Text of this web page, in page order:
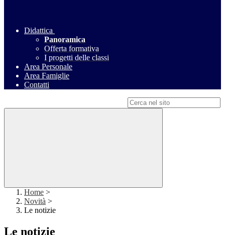
Didattica
Panoramica
Offerta formativa
I progetti delle classi
Area Personale
Area Famiglie
Contatti
Home >
Novità >
Le notizie
Le notizie